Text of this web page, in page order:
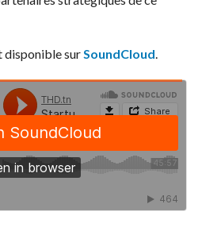
disponible surSoundCloud.